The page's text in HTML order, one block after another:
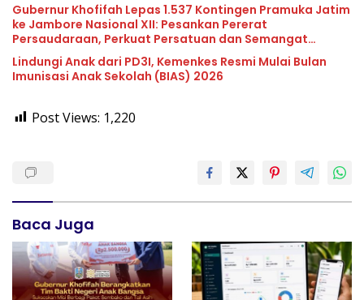
Gubernur Khofifah Lepas 1.537 Kontingen Pramuka Jatim
ke Jambore Nasional XII: Pesankan Pererat
Persaudaraan, Perkuat Persatuan dan Semangat
Nasionalisme
Lindungi Anak dari PD3I, Kemenkes Resmi Mulai Bulan
Imunisasi Anak Sekolah (BIAS) 2026
Post Views: 1,220
Baca Juga